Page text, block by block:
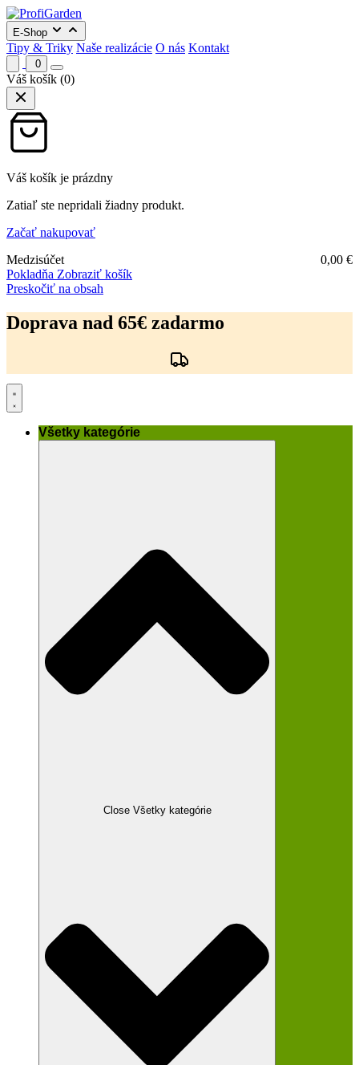
E-Shop
Tipy & Triky Naše realizácie O nás Kontakt
0
Váš košík (0)
Váš košík je prázdny
Zatiaľ ste nepridali žiadny produkt.
Začať nakupovať
Medzisúčet
0,00 €
Pokladňa Zobraziť košík
Preskočiť na obsah
Doprava nad 65€ zadarmo
Všetky kategórie
Close Všetky kategórie